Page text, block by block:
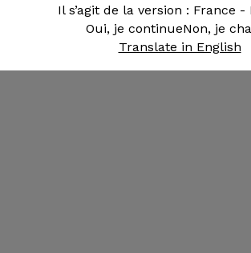
Il s’agit de la version : France -
Oui, je continueNon, je
Translate in English